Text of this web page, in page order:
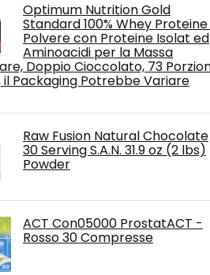
Optimum Nutrition Gold
Standard 100% Whey
Polvere con Proteine Isolat ed
Aminoacidi per la Massa
Doppio Cioccolato, 73
il Packaging Potrebbe Variare
Raw Fusion Natural Chocolate
30 Serving S.A.N. 31.9 oz (2 lbs)
Powder
ACT Con05000 ProstatACT -
Rosso 30 Compresse